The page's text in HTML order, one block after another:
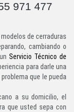
971 477
de cerraduras
cambiando o
Servicio Técnico de
para darle una
que le pueda
a su domicilio, el
que usted sepa con